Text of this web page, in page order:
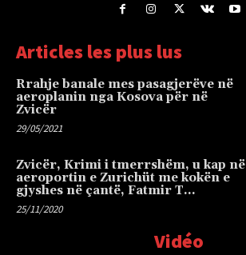
Articles les plus lus
Rrahje banale mes pasagjerëve në
aeroplanin nga Kosova për në
Zvicër
29/05/2021
Zvicër, Krimi i tmerrshëm, u kap në
aeroportin e Zurichüt me kokën e
gjyshes në çantë, Fatmir T…
25/11/2020
Vidéo